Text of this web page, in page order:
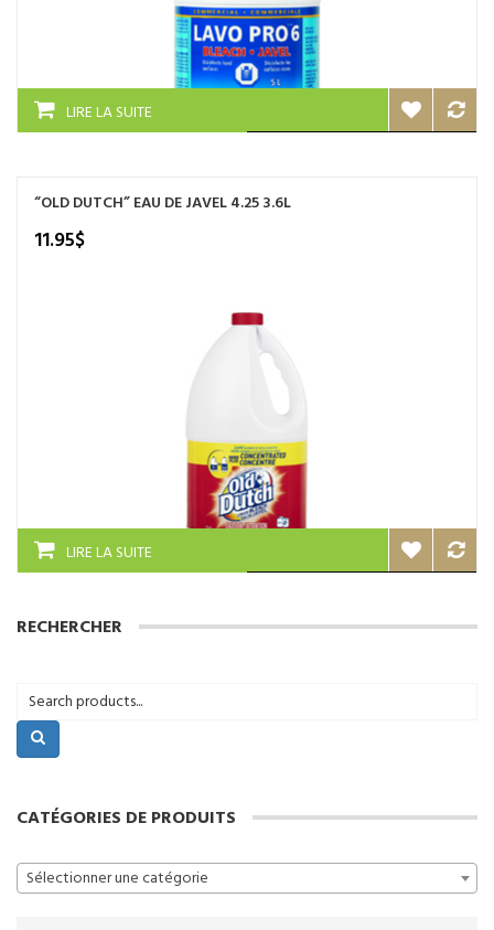
LIRE LA SUITE
“OLD DUTCH” EAU DE JAVEL 4.25 3.6L
11.95$
LIRE LA SUITE
RECHERCHER
CATÉGORIES DE PRODUITS
Sélectionner une catégorie